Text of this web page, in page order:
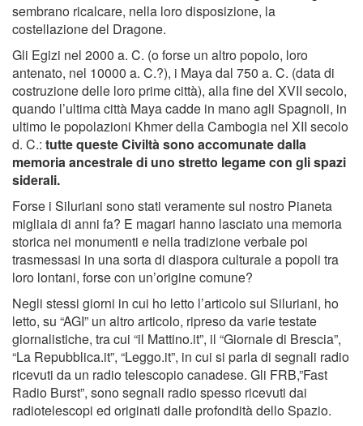
sembrano ricalcare, nella loro disposizione, la
costellazione del Dragone.
Gli Egizi nel 2000 a. C. (o forse un altro popolo, loro
antenato, nel 10000 a. C.?), i Maya dal 750 a. C. (data di
costruzione delle loro prime città), alla fine del XVII secolo,
quando l’ultima città Maya cadde in mano agli Spagnoli, in
ultimo le popolazioni Khmer della Cambogia nel XII secolo
d. C.: tutte queste Civiltà sono accomunate dalla
memoria ancestrale di uno stretto legame con gli spazi
siderali.
Forse i Siluriani sono stati veramente sul nostro Pianeta
migliaia di anni fa? E magari hanno lasciato una memoria
storica nei monumenti e nella tradizione verbale poi
trasmessasi in una sorta di diaspora culturale a popoli tra
loro lontani, forse con un’origine comune?
Negli stessi giorni in cui ho letto l’articolo sui Siluriani, ho
letto, su “AGI” un altro articolo, ripreso da varie testate
giornalistiche, tra cui “il Mattino.it”, il “Giornale di Brescia”,
“La Repubblica.it”, “Leggo.it”, in cui si parla di segnali radio
ricevuti da un radio telescopio canadese. Gli FRB,”Fast
Radio Burst”, sono segnali radio spesso ricevuti dai
radiotelescopi ed originati dalle profondità dello Spazio.